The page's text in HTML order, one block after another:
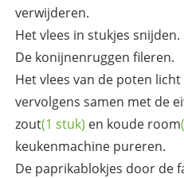
verwijderen.
Het vlees in stukjes snijden.
De konijnenruggen fileren.
Het vlees van de poten
vervolgens samen met de
zout(1 stuk) en koude room
keukenmachine pureren.
De paprikablokjes door de